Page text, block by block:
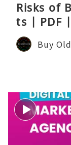
Risks of
ts | PDF
Buy